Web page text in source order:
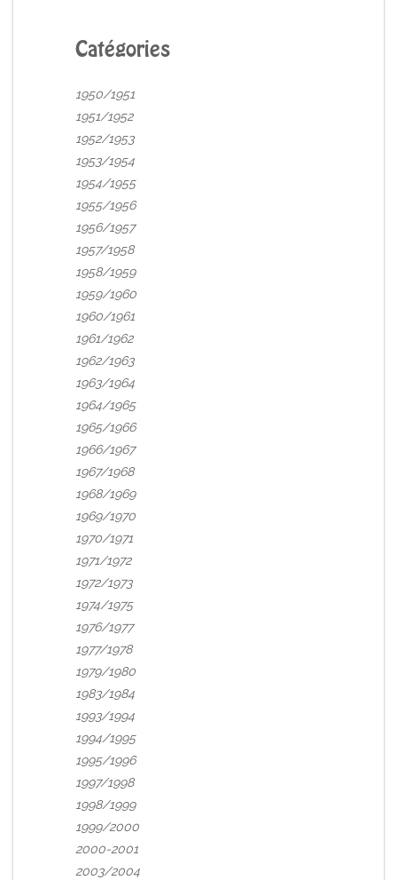
Catégories
1950/1951
1951/1952
1952/1953
1953/1954
1954/1955
1955/1956
1956/1957
1957/1958
1958/1959
1959/1960
1960/1961
1961/1962
1962/1963
1963/1964
1964/1965
1965/1966
1966/1967
1967/1968
1968/1969
1969/1970
1970/1971
1971/1972
1972/1973
1974/1975
1976/1977
1977/1978
1979/1980
1983/1984
1993/1994
1994/1995
1995/1996
1997/1998
1998/1999
1999/2000
2000-2001
2003/2004